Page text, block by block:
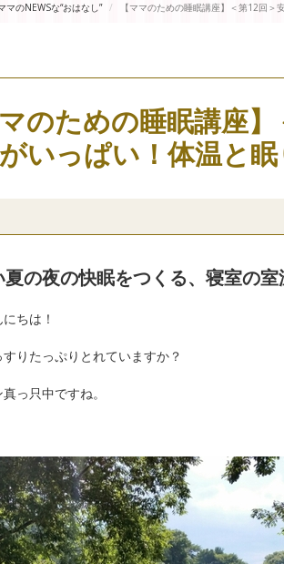
マのNEWSな“おはなし” 【ママのための睡眠講座】＜第12回
マのための睡眠講座
いっぱい！体温と
夏の夜の快眠をつくる、寝室の
ちは！
りたっぷりとれていますか？
っ只中ですね。